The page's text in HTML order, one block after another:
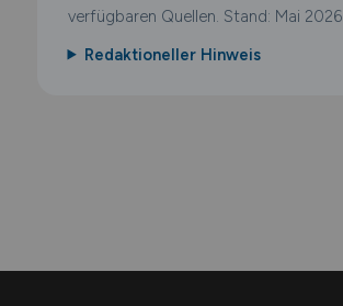
verfügbaren Quellen. Stand: Mai 2026.
Redaktioneller Hinweis